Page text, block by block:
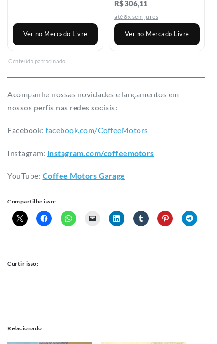
Ver no Mercado Livre
R$ 306,11
até 8x sem juros
Ver no Mercado Livre
Conteúdo patrocinado
Acompanhe nossas novidades e lançamentos em
nossos perfis nas redes sociais:
Facebook: facebook.com/CoffeeMotors
Instagram: instagram.com/coffeemotors​
YouTube: Coffee Motors Garage
Compartilhe isso:
Curtir isso:
Relacionado